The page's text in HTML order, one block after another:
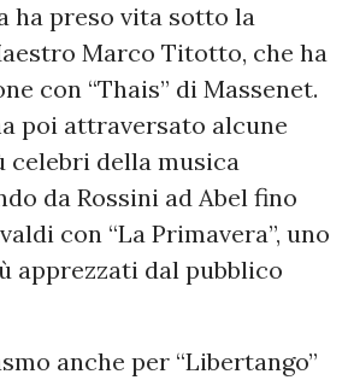
ha preso vita sotto la
Marco Titotto, che ha
con “Thais” di Massenet.
poi attraversato alcune
celebri della musica
da Rossini ad Abel fino
con “La Primavera”, uno
apprezzati dal pubblico
anche per “Libertango”